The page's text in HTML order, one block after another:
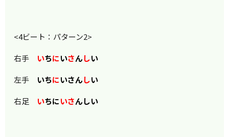
<4ビート：パターン2>
右手 いちにいさんしい
左手 いちにいさんしい
右足 いちにいさんしい